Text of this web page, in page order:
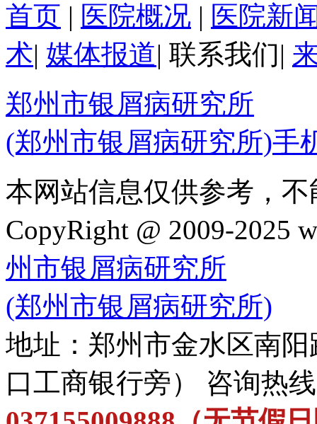
首页 | 医院概况 | 医院新
术| 媒体报道| 联系我们|
郑州市银屑病研究所
(郑州市银屑病研究所)手
本网站信息仅供参考，
CopyRight @ 2009-2025
州市银屑病研究所
(郑州市银屑病研究所)
地址：郑州市金水区南
口工商银行旁） 咨询热